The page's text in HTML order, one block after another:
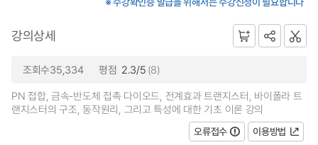
강의상세
조회수35,334 평점 2.3/5 (8)
PN 접합, 금속-반도체 접촉 다이오드, 전계효과 트랜지스터, 바이폴라 트
랜지스터의 구조, 동작원리, 그리고 특성에 대한 기초 이론 강의
오류접수
이용방법